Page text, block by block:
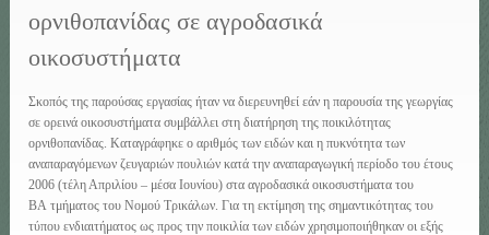
ορνιθοπανίδας σε αγροδασικά
οικοσυστήματα
Σκοπός της παρούσας εργασίας ήταν να διερευνηθεί εάν η παρουσία της γεωργίας
σε ορεινά οικοσυστήματα συμβάλλει στη διατήρηση της ποικιλότητας
ορνιθοπανίδας. Καταγράφηκε ο αριθμός των ειδών και η πυκνότητα των
αναπαραγόμενων ζευγαριών πουλιών κατά την αναπαραγωγική περίοδο του έτους
2006 (τέλη Απριλίου – μέσα Ιουνίου) στα αγροδασικά οικοσυστήματα του
ΒΑ τμήματος του Νομού Τρικάλων. Για τη εκτίμηση της σημαντικότητας του
τύπου ενδιαιτήματος ως προς την ποικιλία των ειδών χρησιμοποιήθηκαν οι εξής